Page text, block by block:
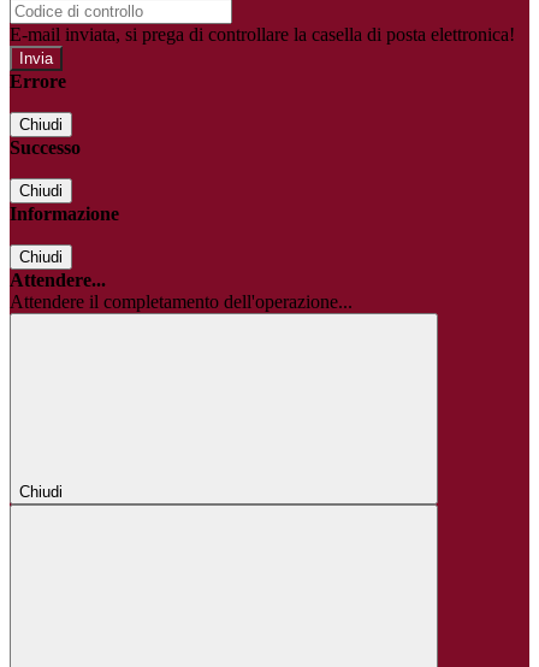
E-mail inviata, si prega di controllare la casella di posta elettronica!
Errore
Chiudi
Successo
Chiudi
Informazione
Chiudi
Attendere...
Attendere il completamento dell'operazione...
Chiudi